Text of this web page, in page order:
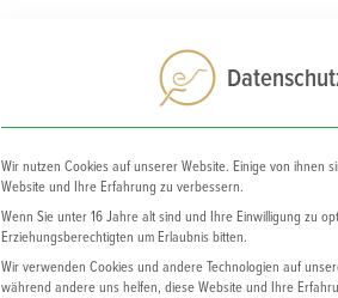
Wir nutzen Cookies auf unserer Website. Einige von ihnen
Website und Ihre Erfahrung zu verbessern.
Wenn Sie unter 16 Jahre alt sind und Ihre Einwilligung zu
Erziehungsberechtigten um Erlaubnis bitten.
Wir verwenden Cookies und andere Technologien auf
während andere uns helfen, diese Website und Ihre